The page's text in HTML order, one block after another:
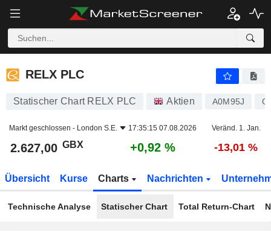
RELX PLC
RELX PLC
Statischer Chart RELX PLC Aktien A0M95J
Markt geschlossen - London S.E. 17:35:15 07.08.2026 Veränd. 1. Jan.
2.627,00 GBX +0,92 % -13,01 %
Übersicht Kurse Charts Nachrichten
Technische Analyse Statischer Chart Total Return-Chart